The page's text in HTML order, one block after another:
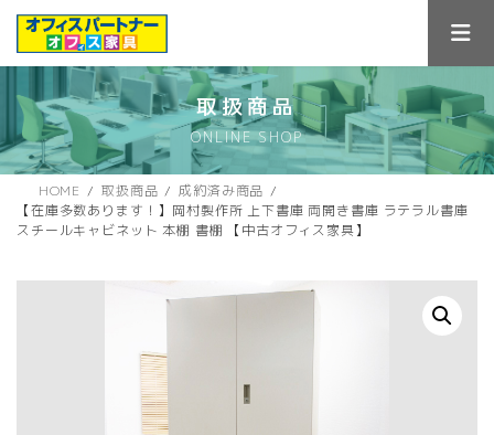
ス
キ
ン
に
取扱商品
ONLINE SHOP
HOME 取扱商品
成約済み商品
【在庫多数あります！】岡村製作所 上下書庫 両開き書庫 ラテラル書庫
スチールキャビネット 本棚 書棚 【中古オフィス家具】